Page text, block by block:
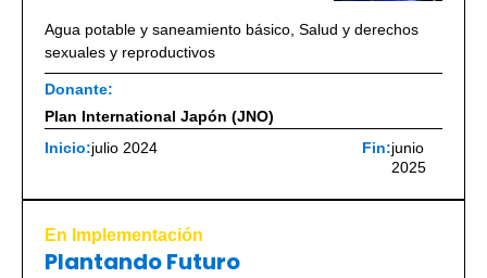
Agua potable y saneamiento básico Salud y derechos
sexuales y reproductivos
Donante:
Plan International Japón (JNO)
Inicio:julio 2024 Fin:junio
2025
En Implementación
Plantando Futuro